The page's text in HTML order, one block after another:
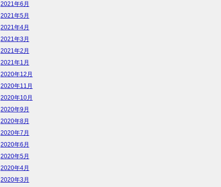
2021年6月
2021年5月
2021年4月
2021年3月
2021年2月
2021年1月
2020年12月
2020年11月
2020年10月
2020年9月
2020年8月
2020年7月
2020年6月
2020年5月
2020年4月
2020年3月